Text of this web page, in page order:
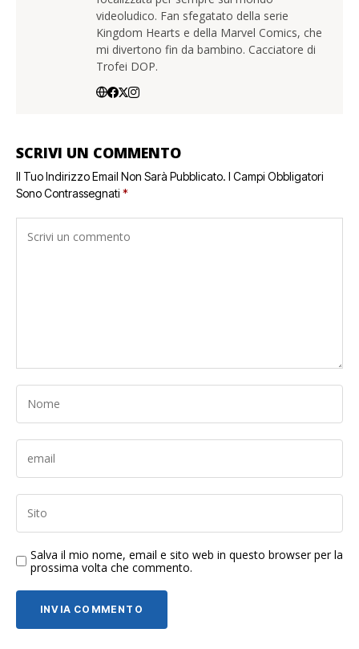
videoludico. Fan sfegatato della serie
Kingdom Hearts e della Marvel Comics, che
mi divertono fin da bambino. Cacciatore di
Trofei DOP.
SCRIVI UN COMMENTO
Il Tuo Indirizzo Email Non Sarà Pubblicato. I Campi Obbligatori
Sono Contrassegnati *
Salva il mio nome, email e sito web in questo browser per la
prossima volta che commento.